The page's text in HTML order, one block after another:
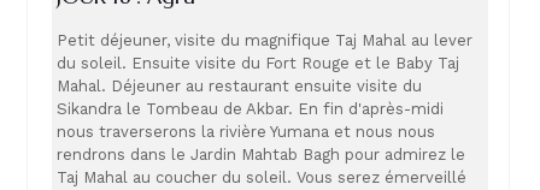
Petit déjeuner, visite du magnifique Taj Mahal au lever
du soleil. Ensuite visite du Fort Rouge et le Baby Taj
Mahal. Déjeuner au restaurant ensuite visite du
Sikandra le Tombeau de Akbar. En fin d'après-midi
nous traverserons la rivière Yumana et nous nous
rendrons dans le Jardin Mahtab Bagh pour admirez le
Taj Mahal au coucher du soleil. Vous serez émerveillé